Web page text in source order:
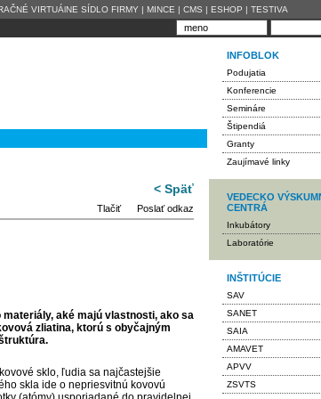
VIRTUÁlNE SÍDLO FIRMY | MINCE | CMS | ESHOP | TESTIVA
< Späť
Tlačiť Poslať odkaz
aké majú vlastnosti, ako sa
zliatina, ktorú s obyčajným
sklo, ľudia sa najčastejšie
skla ide o nepriesvitnú kovovú
INFOBLOK
Podujatia
Konferencie
Semináre
Štipendiá
Granty
Zaujímavé linky
VEDECKO
CENTRÁ
Inkubátory
Laboratórie
INŠTITÚCIE
SAV
SANET
SAIA
AMAVET
APVV
ZSVTS